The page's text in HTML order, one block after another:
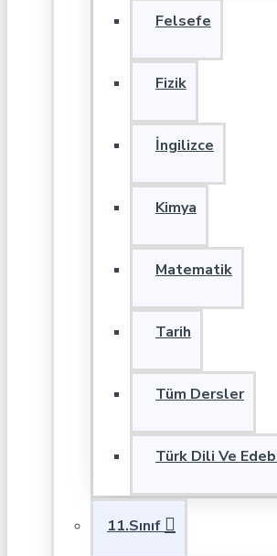
Felsefe
Fizik
İngilizce
Kimya
Matematik
Tarih
Tüm Dersler
Türk Dili Ve
11.Sınıf